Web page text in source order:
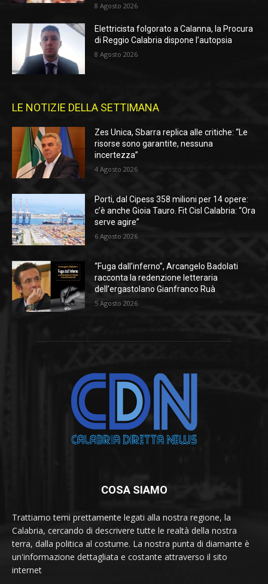
8 Agosto 2026
Elettricista folgorato a Calanna, la Procura
di Reggio Calabria dispone l’autopsia
8 Agosto 2026
LE NOTIZIE DELLA SETTIMANA
Zes Unica, Sbarra replica alle critiche: “Le
risorse sono garantite, nessuna
incertezza”
4 Agosto 2026
Porti, dal Cipess 358 milioni per 14 opere:
c’è anche Gioia Tauro. Fit Cisl Calabria: “Ora
serve agire”
6 Agosto 2026
“Fuga dall’inferno”, Arcangelo Badolati
racconta la redenzione letteraria
dell’ergastolano Gianfranco Ruà
5 Agosto 2026
COSA SIAMO
Trattiamo temi prettamente legati alla nostra regione, la
Calabria, cercando di descrivere tutte le realtà della nostra
terra, dalla politica al costume. La nostra punta di diamante è
un'informazione dettagliata e costante attraverso il sito
internet